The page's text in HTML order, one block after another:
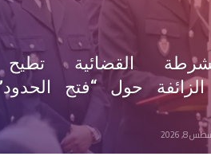
القضائية
حول “فتح
8, 2026